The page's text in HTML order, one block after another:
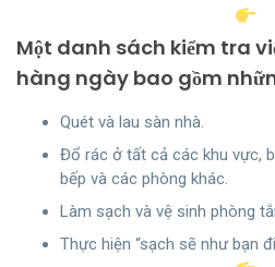
Một danh sách kiểm tra
hàng ngày bao gồm
Quét và lau sàn nhà.
Đổ rác ở tất cả các khu vực,
bếp và các phòng khác.
Làm sạch và vệ sinh phòng
Thực hiện “sạch sẽ như bạn